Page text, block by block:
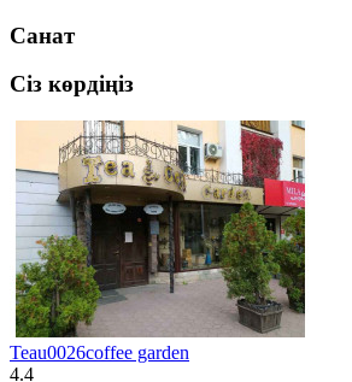
Санат
Сіз көрдіңіз
Teau0026coffee garden
4.4